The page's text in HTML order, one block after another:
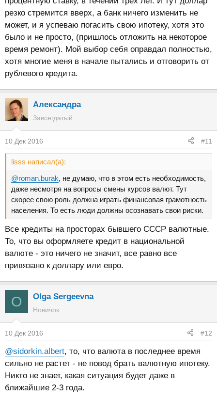
резко стремится вверх, а банк ничего изменить не
может, и я успеваю погасить свою ипотеку, хотя это
было и не просто, (пришлось отложить на некоторое
время ремонт). Мой выбор себя оправдал полностью,
хотя многие меня в начале пытались и отговорить от
рублевого кредита.
Александра
Завсегдатый
10 Дек 2016 #11
lisss написал(а):
@roman.burak, не думаю, что в этом есть необходимость,
даже несмотря на вопросы смены курсов валют. Тут
скорее свою роль должна играть финансовая грамотность
населения. То есть люди должны осознавать свои риски.
Все кредиты на просторах бывшего СССР валютные.
То, что вы оформляете кредит в национальной
валюте - это ничего не значит, все равно все
привязано к доллару или евро.
O Olga Sergeevna
Новичок
10 Дек 2016 #12
@sidorkin.albert, то, что валюта в последнее время
сильно не растет - не повод брать валютную ипотеку.
Никто не знает, какая ситуация будет даже в
ближайшие 2-3 года.